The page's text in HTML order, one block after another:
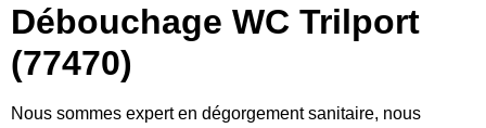
Débouchage WC Trilport
(77470)
Nous sommes expert en dégorgement sanitaire, nous